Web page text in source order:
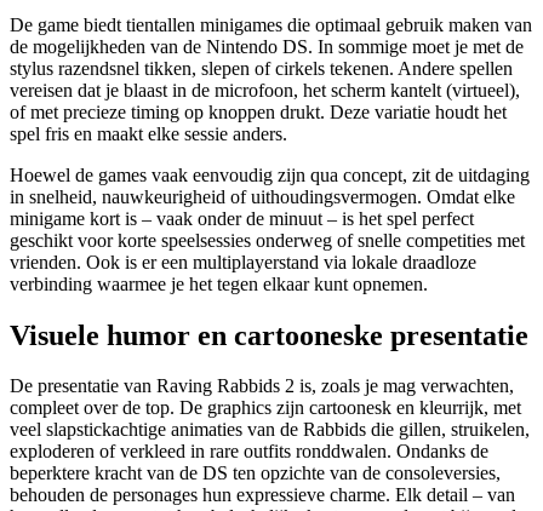
De game biedt tientallen minigames die optimaal gebruik maken van
de mogelijkheden van de Nintendo DS. In sommige moet je met de
stylus razendsnel tikken, slepen of cirkels tekenen. Andere spellen
vereisen dat je blaast in de microfoon, het scherm kantelt (virtueel),
of met precieze timing op knoppen drukt. Deze variatie houdt het
spel fris en maakt elke sessie anders.
Hoewel de games vaak eenvoudig zijn qua concept, zit de uitdaging
in snelheid, nauwkeurigheid of uithoudingsvermogen. Omdat elke
minigame kort is – vaak onder de minuut – is het spel perfect
geschikt voor korte speelsessies onderweg of snelle competities met
vrienden. Ook is er een multiplayerstand via lokale draadloze
verbinding waarmee je het tegen elkaar kunt opnemen.
Visuele humor en cartooneske presentatie
De presentatie van Raving Rabbids 2 is, zoals je mag verwachten,
compleet over de top. De graphics zijn cartoonesk en kleurrijk, met
veel slapstickachtige animaties van de Rabbids die gillen, struikelen,
exploderen of verkleed in rare outfits ronddwalen. Ondanks de
beperktere kracht van de DS ten opzichte van de consoleversies,
behouden de personages hun expressieve charme. Elk detail – van